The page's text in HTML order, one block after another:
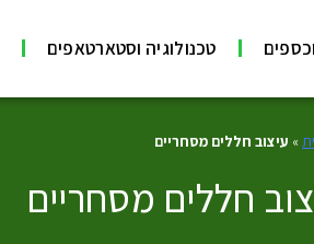
טכנולוגיה וסטארטאפים
» עיצוב חללים מסחריים
חללים מסחריים